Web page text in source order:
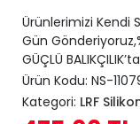
Ürünlerimizi Kendi
Gün
GÜÇLÜ BALIKÇILIK’ta
Ürün Kodu: NS-
Kategori: LRF